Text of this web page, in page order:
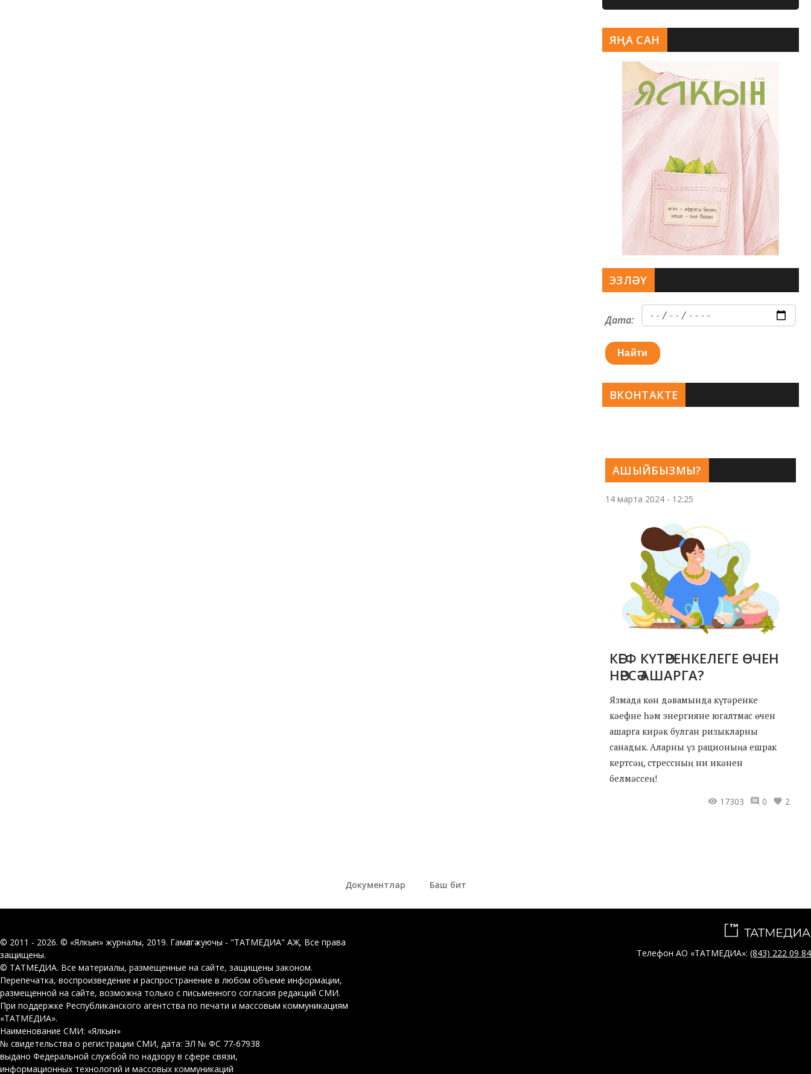
АШЫЙБЫЗМЫ?
14 марта 2024 - 12:25
КӘЕФ КҮТӘРЕНКЕЛЕГЕ ӨЧЕН
НӘРСӘ АШАРГА?
Язмада көн дәвамында күтәренке
кәефне һәм энергияне югалтмас өчен
ашарга кирәк булган ризыкларны
санадык. Аларны үз рационыңа ешрак
кертсәң, стрессның ни икәнен
белмәссең!
17303
0 2
ЯҢА САН
ЭЗЛӘҮ
Дата:
Найти
ВКОНТАКТЕ
Документлар Баш бит
© 2011 - 2026. © «Ялкын» журналы, 2019. Гамәлгә куючы - "ТАТМЕДИА" АҖ. Все права
защищены.
© ТАТМЕДИА. Все материалы, размещенные на сайте, защищены законом.
Перепечатка, воспроизведение и распространение в любом объеме информации,
размещенной на сайте, возможна только с письменного согласия редакций СМИ.
При поддержке Республиканского агентства по печати и массовым коммуникациям
«ТАТМЕДИА».
Наименование СМИ: «Ялкын»
№ свидетельства о регистрации СМИ, дата: ЭЛ № ФС 77-67938
выдано Федеральной службой по надзору в сфере связи,
информационных технологий и массовых коммуникаций
Телефон АО «ТАТМЕДИА»: (843) 222 09 84